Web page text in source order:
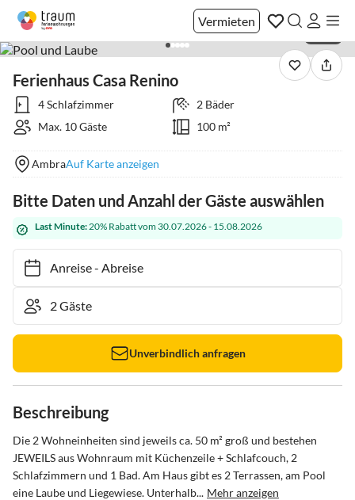
Vermieten
Ferienhaus Casa Renino
4 Schlafzimmer
2 Bäder
Max. 10 Gäste
100 m²
AmbraAuf Karte anzeigen
Bitte Daten und Anzahl der Gäste auswählen
Last Minute:20% Rabatt vom 30.07.2026 - 15.08.2026
Anreise- Abreise
Unverbindlich anfragen
Beschreibung
Die 2 Wohneinheiten sind jeweils ca. 50 m² groß und bestehen
JEWEILS aus Wohnraum mit Küchenzeile + Schlafcouch, 2
Schlafzimmern und 1 Bad. Am Haus gibt es 2 Terrassen, am Pool
eine Laube und Liegewiese. Unterhalb... Mehr anzeigen